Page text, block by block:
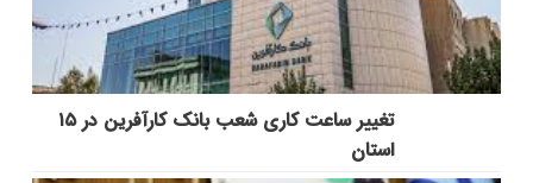
تغییر ساعت کاری شعب بانک کارآفرین در ۱۵
استان